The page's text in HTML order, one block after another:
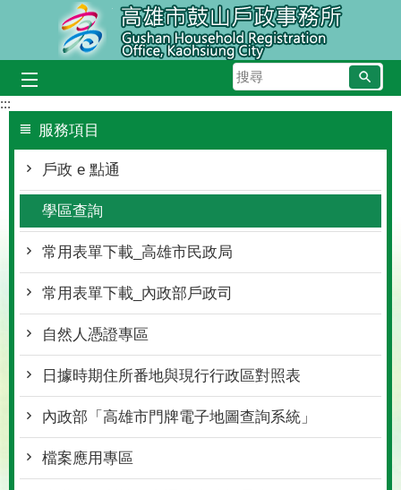
跳到主要內容區塊
搜
尋
:::
服務項目
戶政 e 點通
學區查詢
常用表單下載_高雄市民政局
常用表單下載_內政部戶政司
自然人憑證專區
日據時期住所番地與現行行政區對照表
內政部「高雄市門牌電子地圖查詢系統」
檔案應用專區